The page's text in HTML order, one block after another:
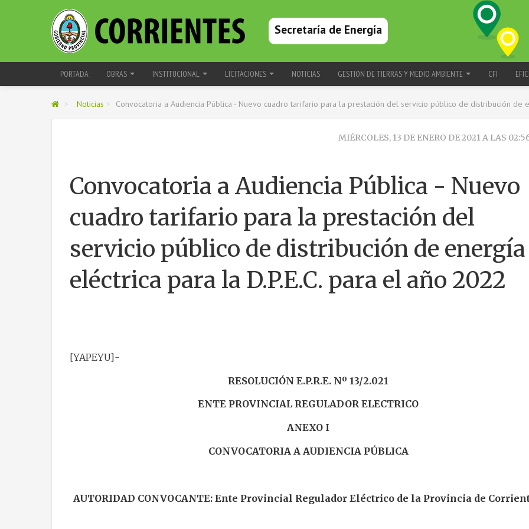
Secretaría de Energía
PORTADA OBRAS INSTITUCIONAL LICITACIONES NOTICIAS GESTIÓN DE TIERRAS Y MEDIO AMBIENTE CFI
> Noticias > Convocatoria a Audiencia Pública - Nuevo cuadro tarifario para la prestación del servicio público de distribución de
MIÉRCOLES, 13 DE ENERO DE 2021 A LAS
Convocatoria a Audiencia Pública - Nuevo
cuadro tarifario para la prestación del
servicio público de distribución de energía
eléctrica para la D.P.E.C. para el año 2022
[YAPEYU]-
RESOLUCIÓN E.P.R.E. Nº 13/2.021
ENTE PROVINCIAL REGULADOR ELECTRICO
ANEXO I
CONVOCATORIA A AUDIENCIA PÚBLICA
AUTORIDAD CONVOCANTE: Ente Provincial Regulador Eléctrico de la Provincia de